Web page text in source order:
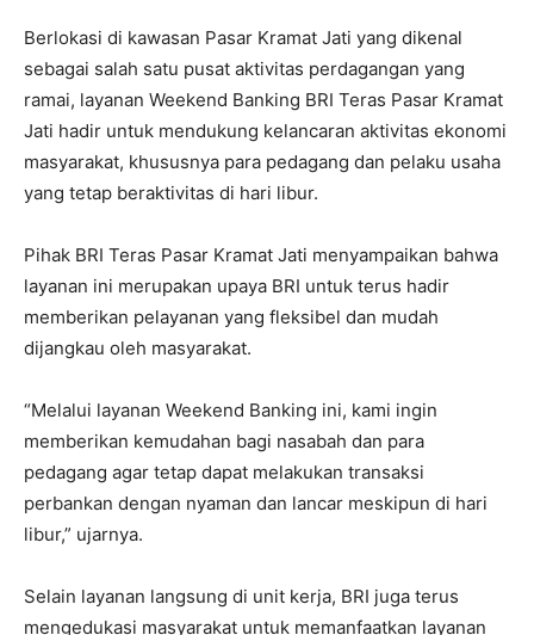
Berlokasi di kawasan Pasar Kramat Jati yang dikenal
sebagai salah satu pusat aktivitas perdagangan yang
ramai, layanan Weekend Banking BRI Teras Pasar Kramat
Jati hadir untuk mendukung kelancaran aktivitas ekonomi
masyarakat, khususnya para pedagang dan pelaku usaha
yang tetap beraktivitas di hari libur.
Pihak BRI Teras Pasar Kramat Jati menyampaikan bahwa
layanan ini merupakan upaya BRI untuk terus hadir
memberikan pelayanan yang fleksibel dan mudah
dijangkau oleh masyarakat.
“Melalui layanan Weekend Banking ini, kami ingin
memberikan kemudahan bagi nasabah dan para
pedagang agar tetap dapat melakukan transaksi
perbankan dengan nyaman dan lancar meskipun di hari
libur,” ujarnya.
Selain layanan langsung di unit kerja, BRI juga terus
mengedukasi masyarakat untuk memanfaatkan layanan